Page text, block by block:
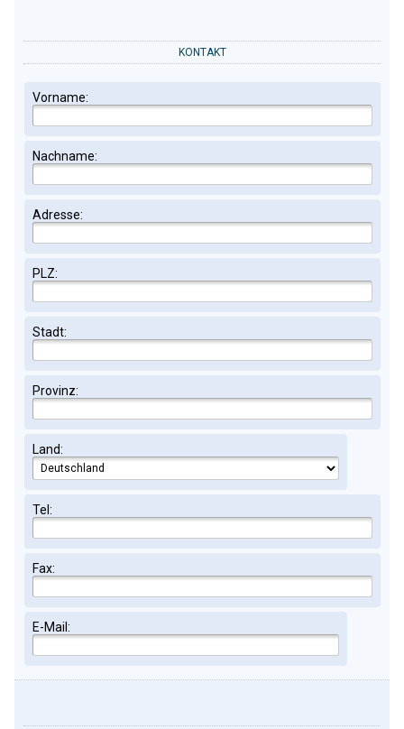
KONTAKT
Vorname:
Nachname:
Adresse:
PLZ:
Stadt:
Provinz:
Land:
Tel:
Fax:
E-Mail: